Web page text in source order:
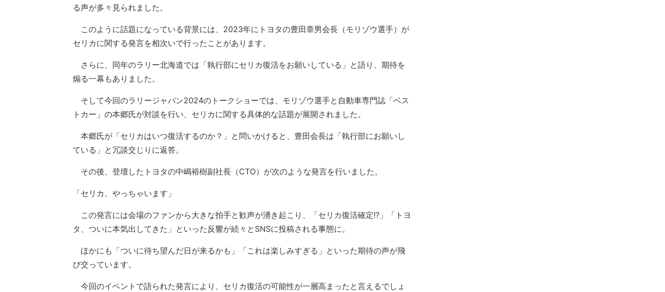
る声が多々見られました。
このように話題になっている背景には、2023年にトヨタの豊田章男会長（モリゾウ選手）が
セリカに関する発言を相次いで行ったことがあります。
さらに、同年のラリー北海道では「執行部にセリカ復活をお願いしている」と語り、期待を
煽る一幕もありました。
そして今回のラリージャパン2024のトークショーでは、モリゾウ選手と自動車専門誌「ベス
トカー」の本郷氏が対談を行い、セリカに関する具体的な話題が展開されました。
本郷氏が「セリカはいつ復活するのか？」と問いかけると、豊田会長は「執行部にお願いし
ている」と冗談交じりに返答。
その後、登壇したトヨタの中嶋裕樹副社長（CTO）が次のような発言を行いました。
「セリカ、やっちゃいます」
この発言には会場のファンから大きな拍手と歓声が湧き起こり、「セリカ復活確定!?」「トヨ
タ、ついに本気出してきた」といった反響が続々とSNSに投稿される事態に。
ほかにも「ついに待ち望んだ日が来るかも」「これは楽しみすぎる」といった期待の声が飛
び交っています。
今回のイベントで語られた発言により、セリカ復活の可能性が一層高まったと言えるでしょ